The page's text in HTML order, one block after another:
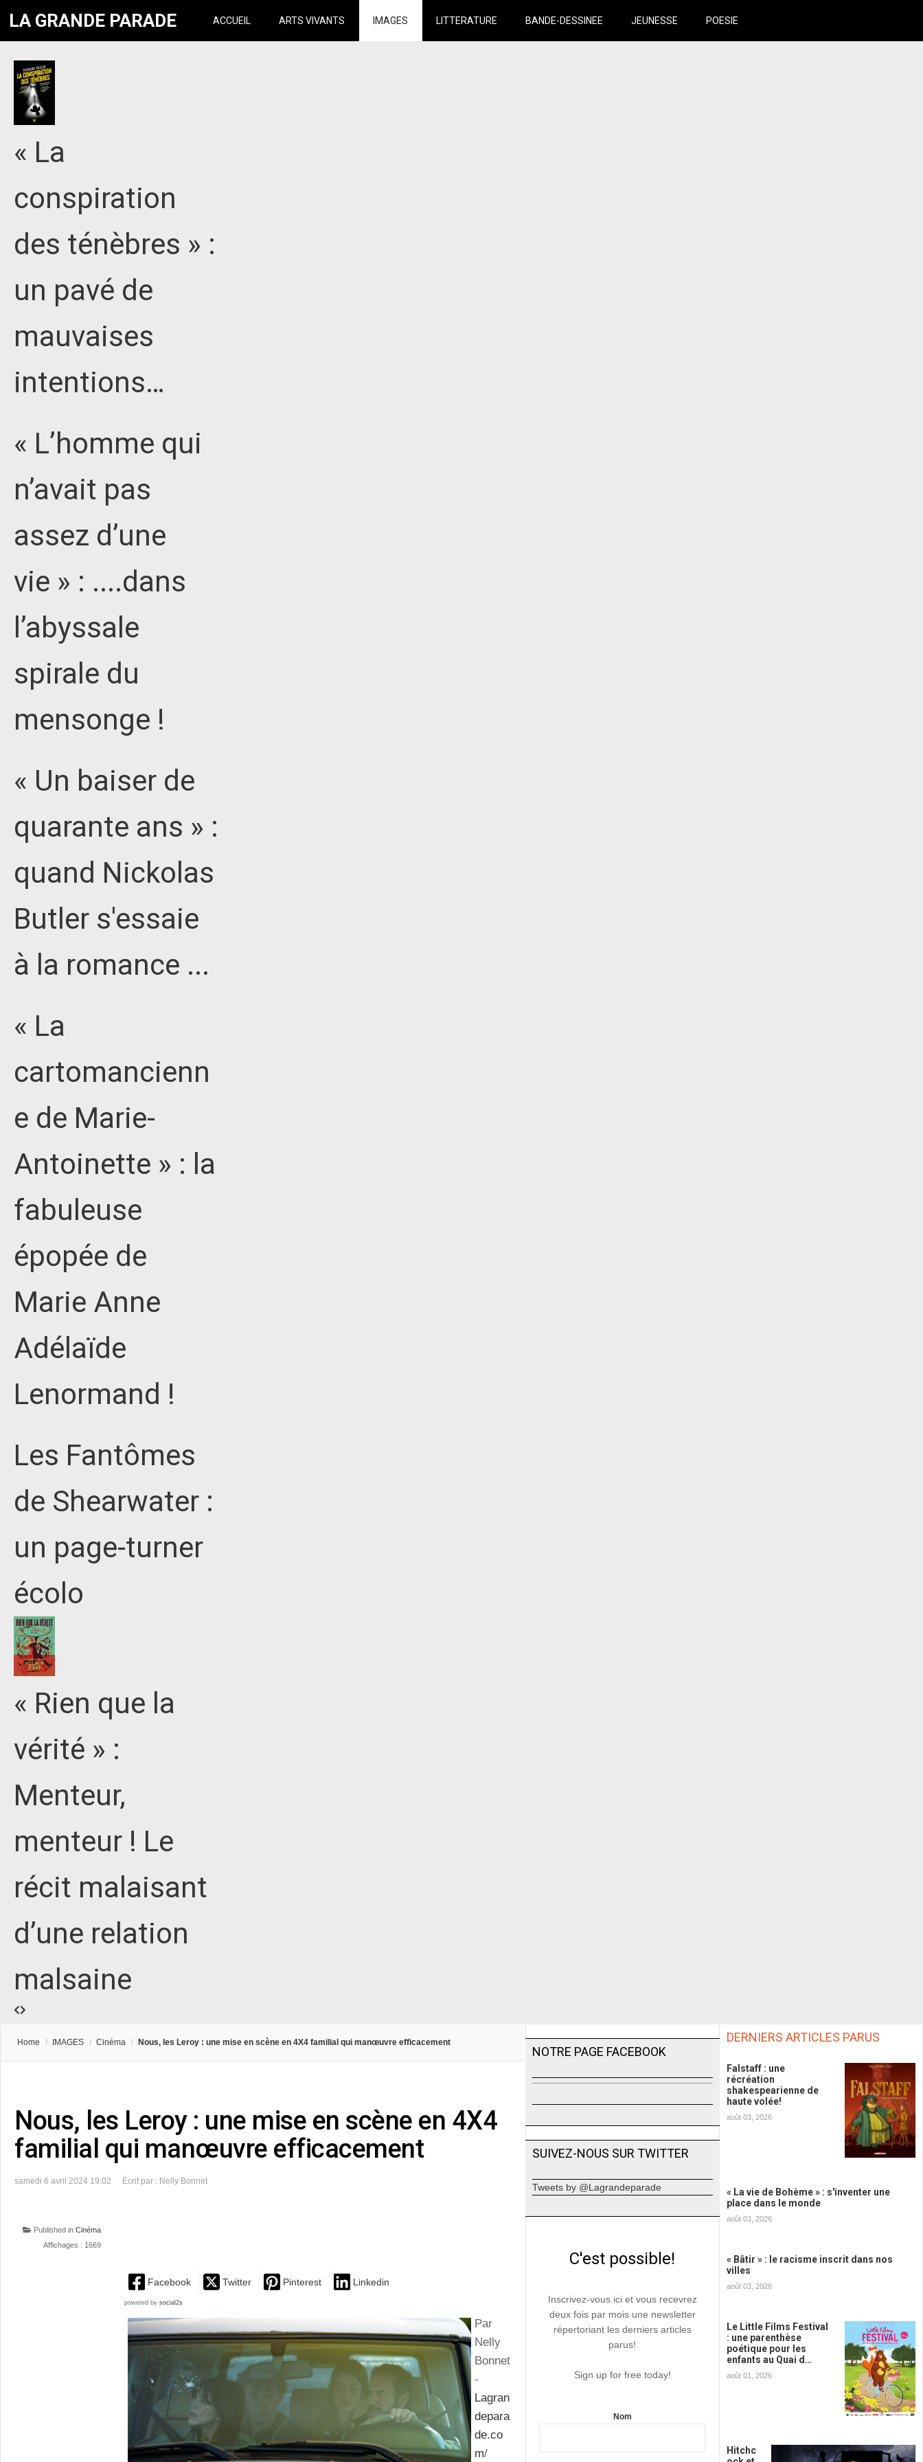
LA GRANDE PARADE ACCUEIL ARTS VIVANTS IMAGES LITTERATURE BANDE-DESSINEE JEUNESSE POESIE
« La
conspiration
des ténèbres » :
un pavé de
mauvaises
intentions…
« L’homme qui
n’avait pas
assez d’une
vie » : ....dans
l’abyssale
spirale du
mensonge !
« Un baiser de
quarante ans » :
quand Nickolas
Butler s'essaie
à la romance ...
« La
cartomancienn
e de Marie-
Antoinette » : la
fabuleuse
épopée de
Marie Anne
Adélaïde
Lenormand !
Les Fantômes
de Shearwater :
un page-turner
écolo
« Rien que la
vérité » :
Menteur,
menteur ! Le
récit malaisant
d’une relation
malsaine
Home / IMAGES / Cinéma / Nous, les Leroy : une mise en scène en 4X4 familial qui manœuvre efficacement
Nous, les Leroy : une mise en scène en 4X4
familial qui manœuvre efficacement
samedi 6 avril 2024 19:02 Écrit par : Nelly Bonnet
Published in Cinéma
Affichages : 1669
Facebook Twitter Pinterest Linkedin
powered by social2s
Par
Nelly
Bonnet
-
Lagran
depara
de.co
m/
NOTRE PAGE FACEBOOK
SUIVEZ-NOUS SUR TWITTER
Tweets by @Lagrandeparade
C'est possible!
Inscrivez-vous ici et vous recevrez
deux fois par mois une newsletter
répertoriant les derniers articles
parus!
Sign up for free today!
Nom
DERNIERS ARTICLES PARUS
Falstaff : une
récréation
shakespearienne de
haute volée!
août 03, 2026
« La vie de Bohème » : s'inventer une
place dans le monde
août 03, 2026
« Bâtir » : le racisme inscrit dans nos
villes
août 03, 2026
Le Little Films Festival
: une parenthèse
poétique pour les
enfants au Quai d…
août 01, 2026
Hitchc